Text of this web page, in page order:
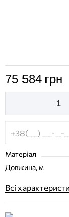
75 584 грн
Матеріал
Довжина, м
Всі